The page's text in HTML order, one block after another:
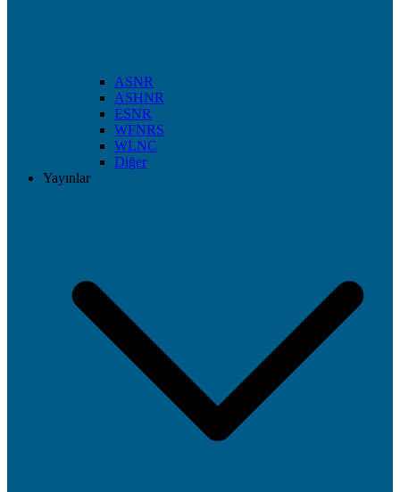
ASNR
ASHNR
ESNR
WFNRS
WLNC
Diğer
Yayınlar